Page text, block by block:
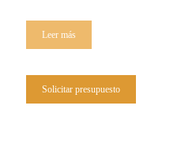
Leer más
Solicitar presupuesto